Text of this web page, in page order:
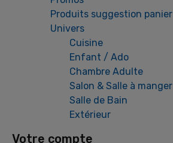
Produits suggestion panier
Univers
Cuisine
Enfant / Ado
Chambre Adulte
Salon & Salle à manger
Salle de Bain
Extérieur
Votre compte